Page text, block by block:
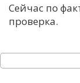
Сейчас по
проверка.